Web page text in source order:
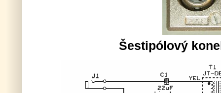
Šestipólový